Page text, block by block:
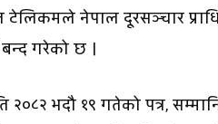
नेपाल दूरसञ्चार
गरेको छ ।
२०८२ भदौ १९ गतेको पत्र,